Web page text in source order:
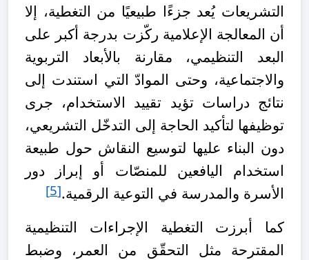
التشريعات يُعد جزءًا طبيعيًا من التغطية، إلا
أن المعالجة الإعلامية ركّزت بدرجة أكبر على
البعد التنظيمي، مقارنة بالأبعاد التربوية
والاجتماعية، وحتى الموادّ التي استندت إلى
نتائج دراسات تؤيد تقييد الاستخدام، جرى
توظيفها لتأكيد الحاجة إلى التدخّل التشريعي،
دون البناء عليها لتوسيع النقاش حول طبيعة
استخدام اليافعين للمنصّات أو إبراز دور
الأسرة والمدرسة في التوعية الرقمية.[5]
كما أبرزت التغطية الإجراءات التنظيمية
المقترحة مثل التحقّق من العمر، وضبط